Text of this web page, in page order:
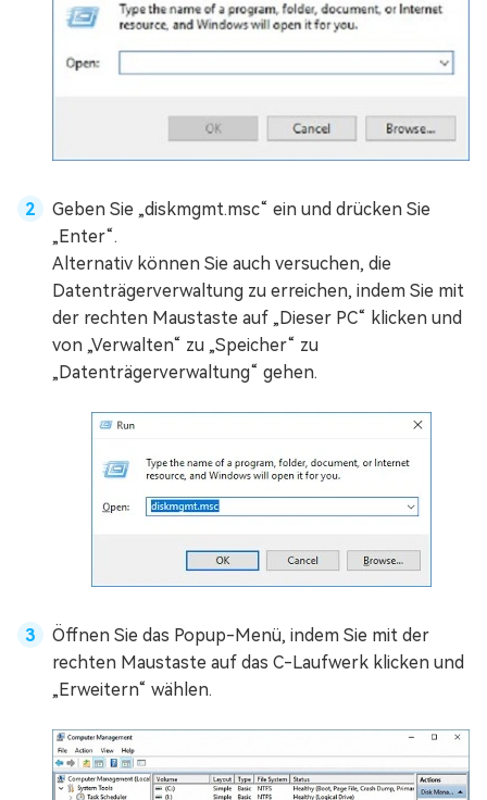
Geben Sie „diskmgmt.msc“ ein und drücken Sie
„Enter“.
Alternativ können Sie auch versuchen, die
Datenträgerverwaltung zu erreichen, indem Sie mit
der rechten Maustaste auf „Dieser PC“ klicken und
von „Verwalten“ zu „Speicher“ zu
„Datenträgerverwaltung“ gehen.
Öffnen Sie das Popup-Menü, indem Sie mit der
rechten Maustaste auf das C-Laufwerk klicken und
„Erweitern“ wählen.